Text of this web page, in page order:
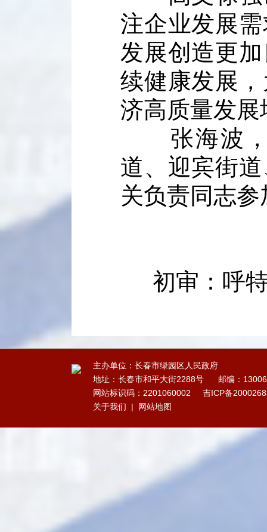
注企业发展
发展创造更
续健康发展
济高质量发展
张海波，
道、迎宾街
关负责同志参
初审：呼
主办单位：长春市绿园区人民政府
地址：长春市和平大街2288号
邮编：
网站标识码：2201060002
吉ICP备
关于我们 | 网站地图